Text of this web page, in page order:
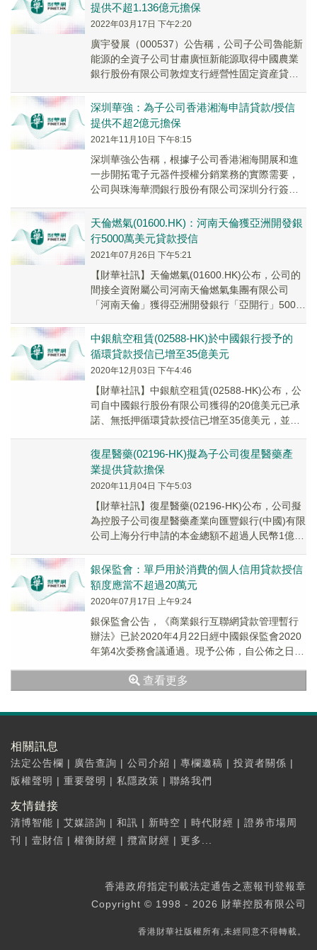
提供不超1.136億元擔保
2022年03月17日 下午2:20
廣宇發展（000537）公告稱，公司子公司魯能新
能源的全資子公司甘肅廣恒新能源取得中國農業
銀行股份有限公司敦煌支行經營性固定資産貸款
深圳華強：為子公司香港湘海申請貸款/授信
提供不超2億元擔保
2021年11月10日 下午8:15
深圳華強公告稱，根據子公司香港湘海開展和進
一步開拓電子元器件授權分銷業務的實際需要，
公司與珠海華潤銀行股份有限公司深圳分行簽訂
請總金額不...
天倫燃氣(01600.HK)：河南天倫獲亞洲開發銀
行5000萬美元貸款授信
2021年07月26日 下午5:21
【財華社訊】天倫燃氣(01600.HK)公布，公司的
間接全資附屬公司河南天倫燃氣集團有限公司
「河南天倫」獲得亞洲開發銀行「亞開行」5000
補充運營資金。
中銀航空租賃(02588-HK)於中國銀行授予的
循環貸款授信已增至35億美元
2020年12月03日 下午4:46
【財華社訊】中銀航空租賃(02588-HK)公布，公
司自中國銀行股份有限公司獲得的20億美元已承
諾、無抵押循環貸款授信已增至35億美元，並展
復星醫藥(02196-HK)擬為子公司復星醫藥產
業提供貸款擔保
2020年11月04日 下午5:03
【財華社訊】復星醫藥(02196-HK)公布，公司擬
為控股子公司復星醫藥產業向匯豐銀行(中國)有限
公司上海分行申請的本金總額不超過人民幣1億元
銀保監會：單戶用於消費的個人信用貸款授信
額度應當不超過20萬元
2020年07月17日 上午9:24
銀保監會公告，《商業銀行互聯網貸款管理暫行
辦法》已於2020年4月22日經中國銀保監會2020
年第4次委務會議通過。現予公佈，自公佈之日起
查看更多
相關訊息
法定公告欄 | 廣告查詢 | 公司介紹 | 專欄邀稿 | 投資者關係 |
版權聲明 | 重要聲明 | 私隱政策 | 聯絡我們
友情鏈接
清博智能 | 艾媒諮詢 | 和訊 | 新時空 | 時代財經 | 證券市場周
刊
| 壹財信 | 權衡財經 | 攬富財經 | 更多...
香港政府指定刊載法定通告之憲報刊登報章
Copyright © 1998 - 2026 財華控股有限公司
香港財華社版權所有,未經同意不得轉載。